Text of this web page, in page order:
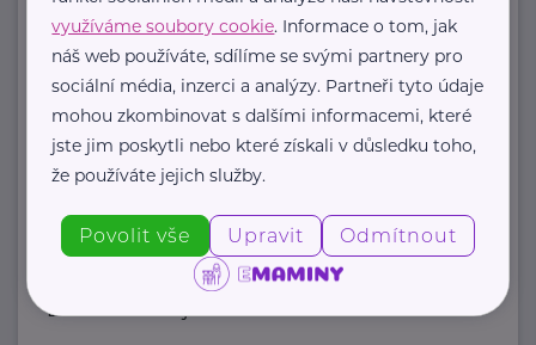
Komu pomáháme
Děti, mládež, rodiny
Lidé se znevýhodněním
Senioři
Nevyléčitelně nemocní a umírající
Lidé v nouzi
Jiná pomoc
Diakonie ČCE je ...
využíváme soubory cookie. Informace o tom, jak
náš web používáte, sdílíme se svými partnery pro
sociální média, inzerci a analýzy. Partneři tyto údaje
mohou zkombinovat s dalšími informacemi, které
jste jim poskytli nebo které získali v důsledku toho,
že používáte jejich služby.
Povolit vše Upravit Odmítnout